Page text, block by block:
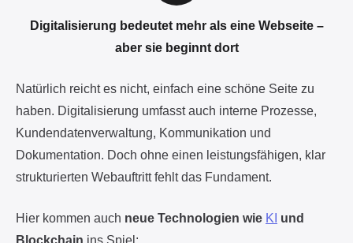
Natürlich reicht es nicht, einfach eine schöne Seite zu
haben. Digitalisierung umfasst auch interne Prozesse,
Dokumentation. Doch ohne einen leistungsfähigen, klar
strukturierten Webauftritt fehlt das Fundament.
Hier kommen auchneue Technologien wieKIund
Blockchainins Spiel:
passende Angebote für Nutzer automatisiert